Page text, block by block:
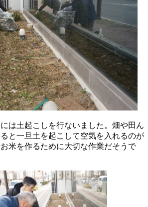
は土起こしを行ないました。畑や田ん
と一旦土を起こして空気を入れるのが
米を作るために大切な作業だそうで